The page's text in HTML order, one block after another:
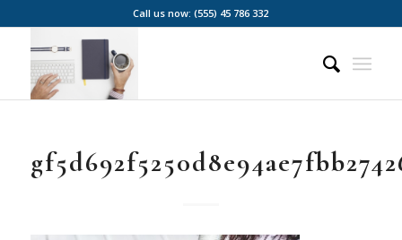
Call us now: (555) 45 786 332